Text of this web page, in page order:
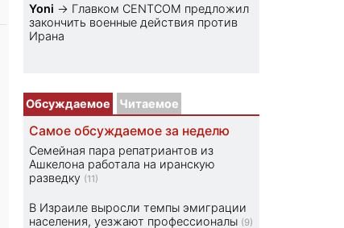
Yoni → Главком CENTCOM предложил
закончить военные действия против
Ирана
Обсуждаемое Читаемое
Самое обсуждаемое за неделю
Семейная пара репатриантов из
Ашкелона работала на иранскую
разведку (11)
В Израиле выросли темпы эмиграции
населения, уезжают профессионалы (9)